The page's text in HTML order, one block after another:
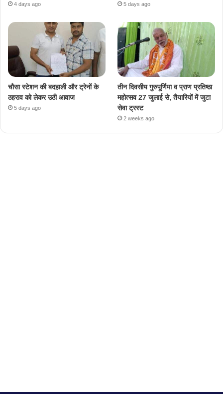
4 days ago 5 days ago
चौसा स्टेशन की बदहाली और ट्रेनों के
ठहराव को लेकर उठी आवाज
5 days ago
तीन दिवसीय गुरुपूर्णिमा व प्राण प्रतिष्ठा
महोत्सव 27 जुलाई से, तैयारियों में जुटा
सेवा ट्रस्ट
2 weeks ago